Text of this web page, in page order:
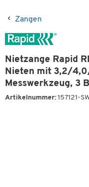
Zangen
Nietzange Rapid
Nieten mit 3,2/
Messwerkzeug, 3
Artikelnummer: 157121-